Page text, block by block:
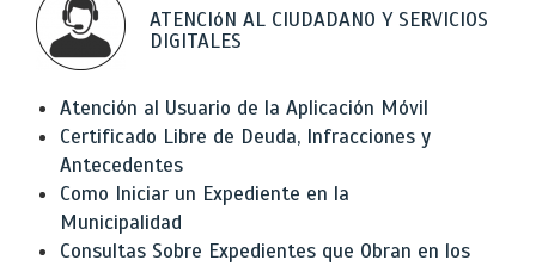
ATENCIóN AL CIUDADANO Y SERVICIOS
DIGITALES
Atención al Usuario de la Aplicación Móvil
Certificado Libre de Deuda, Infracciones y
Antecedentes
Como Iniciar un Expediente en la
Municipalidad
Consultas Sobre Expedientes que Obran en los